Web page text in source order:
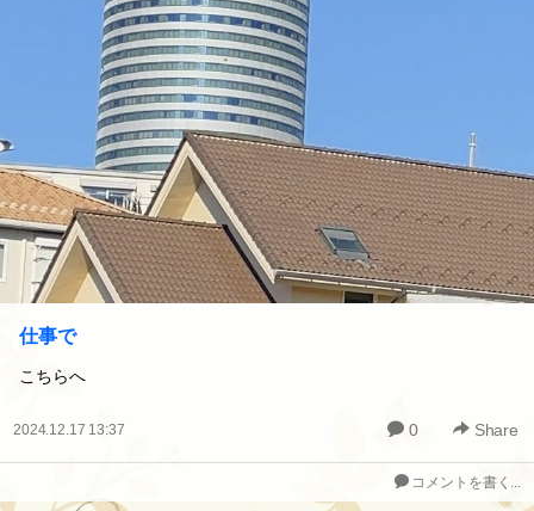
仕事で
こちらへ
2024.12.17 13:37 0 Share
コメントを書く...